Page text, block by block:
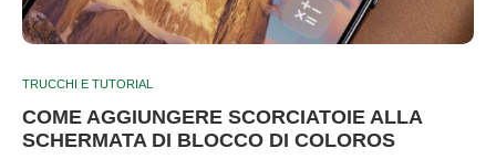
TRUCCHI E TUTORIAL
COME AGGIUNGERE SCORCIATOIE ALLA
SCHERMATA DI BLOCCO DI COLOROS